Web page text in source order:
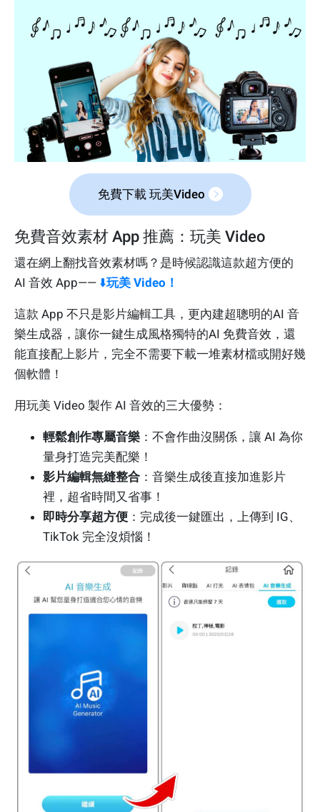
免費下載 玩美Video
免費音效素材 App 推薦：玩美 Video
還在網上翻找音效素材嗎？是時候認識這款超方便的
AI 音效 App—— ⬇️玩美 Video！
這款 App 不只是影片編輯工具，更內建超聰明的AI 音
樂生成器，讓你一鍵生成風格獨特的AI 免費音效，還
能直接配上影片，完全不需要下載一堆素材檔或開好幾
個軟體！
用玩美 Video 製作 AI 音效的三大優勢：
輕鬆創作專屬音樂 ：不會作曲沒關係，讓 AI 為你
量身打造完美配樂！
影片編輯無縫整合 ：音樂生成後直接加進影片
裡，超省時間又省事！
即時分享超方便 ：完成後一鍵匯出，上傳到 IG、
TikTok 完全沒煩惱！